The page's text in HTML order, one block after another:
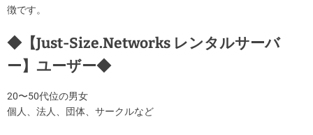
徴です。
◆【Just-Size.Networks レンタルサーバ
ー】ユーザー◆
20〜50代位の男女
個人、法人、団体、サークルなど